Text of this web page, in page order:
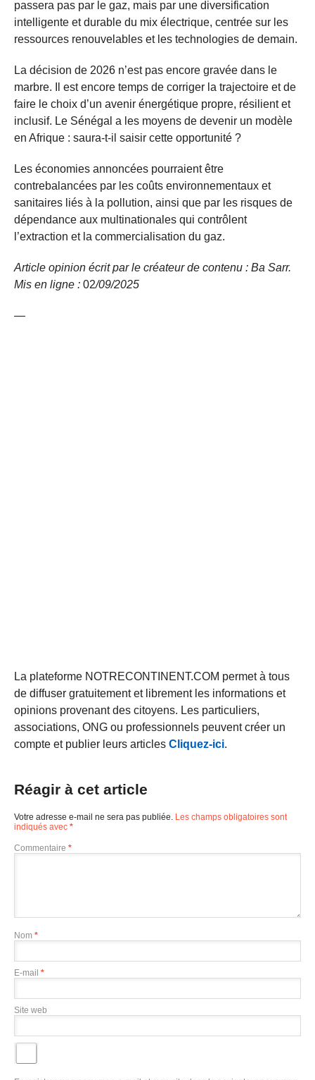
passera pas par le gaz, mais par une diversification
intelligente et durable du mix électrique, centrée sur les
ressources renouvelables et les technologies de demain.
La décision de 2026 n’est pas encore gravée dans le
marbre. Il est encore temps de corriger la trajectoire et de
faire le choix d’un avenir énergétique propre, résilient et
inclusif. Le Sénégal a les moyens de devenir un modèle
en Afrique : saura-t-il saisir cette opportunité ?
Les économies annoncées pourraient être
contrebalancées par les coûts environnementaux et
sanitaires liés à la pollution, ainsi que par les risques de
dépendance aux multinationales qui contrôlent
l’extraction et la commercialisation du gaz.
Article opinion écrit par le créateur de contenu : Ba Sarr.
Mis en ligne : 02/09/2025
—
La plateforme NOTRECONTINENT.COM permet à tous
de diffuser gratuitement et librement les informations et
opinions provenant des citoyens. Les particuliers,
associations, ONG ou professionnels peuvent créer un
compte et publier leurs articles Cliquez-ici.
Réagir à cet article
Votre adresse e-mail ne sera pas publiée. Les champs obligatoires sont
indiqués avec *
Commentaire *
Nom *
E-mail *
Site web